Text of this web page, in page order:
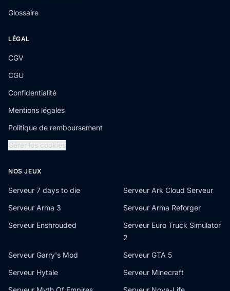
Glossaire
LÉGAL
CGV
CGU
Confidentialité
Mentions légales
Politique de remboursement
Gérer les cookies
NOS JEUX
Serveur 7 days to die
Serveur Ark Cloud Serveur
Serveur Arma 3
Serveur Arma Reforger
Serveur Enshrouded
Serveur Euro Truck Simulator
2
Serveur Garry's Mod
Serveur GTA 5
Serveur Hytale
Serveur Minecraft